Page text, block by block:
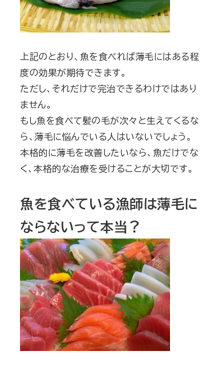
上記のとおり、魚を食べれば薄毛にはある程
度の効果が期待できます。
ただし、それだけで完治できるわけではあり
ません。
もし魚を食べて髪の毛が次々と生えてくるな
ら、薄毛に悩んでいる人はいないでしょう。
本格的に薄毛を改善したいなら、魚だけでな
く、本格的な治療を受けることが大切です。
魚を食べている漁師は薄毛に
ならないって本当？